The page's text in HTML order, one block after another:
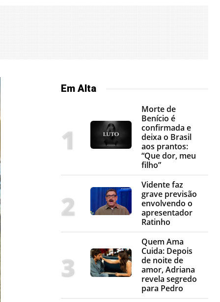
Em Alta
Morte de
Benício é
confirmada e
deixa o Brasil
aos prantos:
“Que dor, meu
filho”
Vidente faz
grave previsão
envolvendo o
apresentador
Ratinho
Quem Ama
Cuida: Depois
de noite de
amor, Adriana
revela segredo
para Pedro